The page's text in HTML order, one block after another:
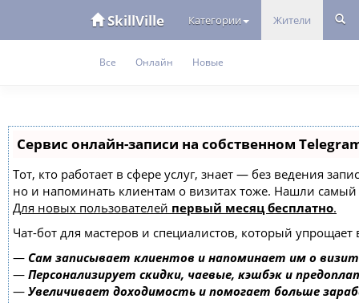
SkillVille Категории Жители
Все Онлайн Новые
Сервис онлайн-записи на собственном
Тот, кто работает в сфере услуг, знает — без ведения
но и напоминать клиентам о визитах тоже. Нашли
Для новых пользователей первый месяц бесплатно.
Чат-бот для мастеров и специалистов, который упрощает
— Сам записывает клиентов и напоминает им о
— Персонализирует скидки, чаевые, кэшбэк и
— Увеличивает доходимость и помогает больше